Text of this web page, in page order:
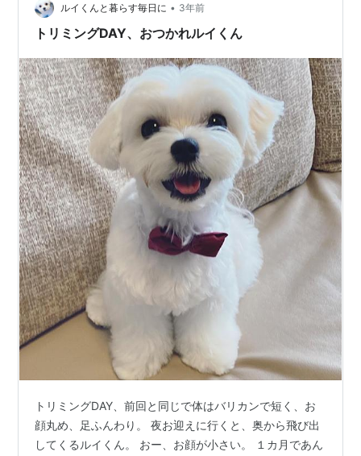
うとしてる。 脱げるの？ よいしょ、よいしょ、 あと、
もうちょっと… 脱…
ルイくんと暮らす毎日に • 3年前
トリミングDAY、おつかれルイくん
トリミングDAY、前回と同じで体はバリカンで短く、お
顔丸め、足ふんわり。 夜お迎えに行くと、奥から飛び出
してくるルイくん。 おー、お顔が小さい。 １カ月であん